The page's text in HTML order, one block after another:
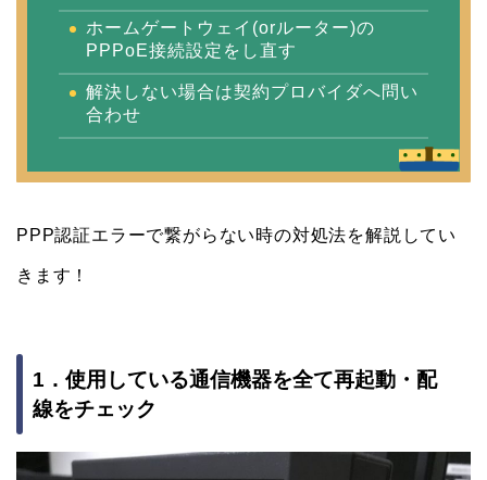
ホームゲートウェイ(orルーター)の
PPPoE接続設定をし直す
解決しない場合は契約プロバイダへ問い
合わせ
PPP認証エラーで繋がらない時の対処法を解説してい
きます！
1．使用している通信機器を全て再起動・配
線をチェック